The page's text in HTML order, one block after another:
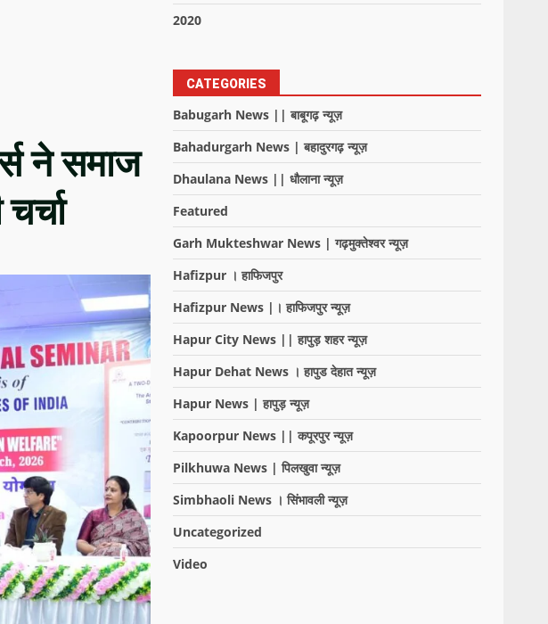
ने समाज
2020
CATEGORIES
Babugarh News || बाबूगढ़ न्यूज़
Bahadurgarh News | बहादुरगढ़ न्यूज़
Dhaulana News || धौलाना न्यूज़
Featured
Garh Mukteshwar News | गढ़मुक्तेश्वर न्यूज़
Hafizpur । हाफिजपुर
Hafizpur News |। हाफिजपुर न्यूज़
Hapur City News || हापुड़ शहर न्यूज़
Hapur Dehat News । हापुड देहात न्यूज़
Hapur News | हापुड़ न्यूज़
Kapoorpur News || कपूरपुर न्यूज़
Pilkhuwa News | पिलखुवा न्यूज़
Simbhaoli News । सिंभावली न्यूज़
Uncategorized
Video